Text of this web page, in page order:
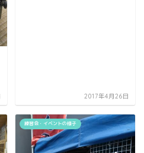
2017年4月26日
練習会・イベントの様子